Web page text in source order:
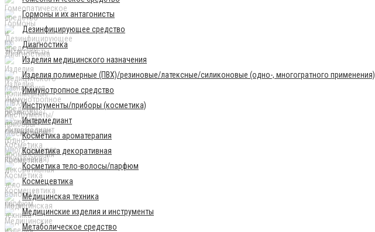
Гормоны и их антагонисты
Дезинфицирующее средство
Диагностика
Изделия медицинского назначения
Изделия полимерные (ПВХ)/резиновые/латексные/силиконовые (одно-, многогратного применения)
Иммунотропное средство
Инструменты/приборы (косметика)
Интермедиант
Косметика ароматерапия
Косметика декоративная
Косметика тело-волосы/парфюм
Космецевтика
Медицинская техника
Медицинские изделия и инструменты
Метаболическое средство